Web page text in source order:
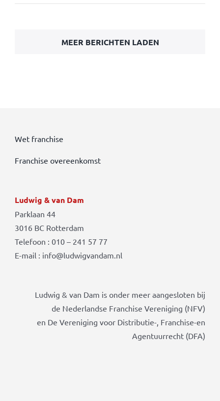
MEER BERICHTEN LADEN
Wet franchise
Franchise overeenkomst
Ludwig & van Dam
Parklaan 44
3016 BC Rotterdam
Telefoon : 010 – 241 57 77
E-mail : info@ludwigvandam.nl
Ludwig & van Dam is onder meer aangesloten bij
de Nederlandse Franchise Vereniging (NFV)
en De Vereniging voor Distributie-, Franchise-en
Agentuurrecht (DFA)